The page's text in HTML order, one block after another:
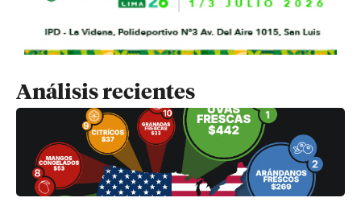
Análisis recientes